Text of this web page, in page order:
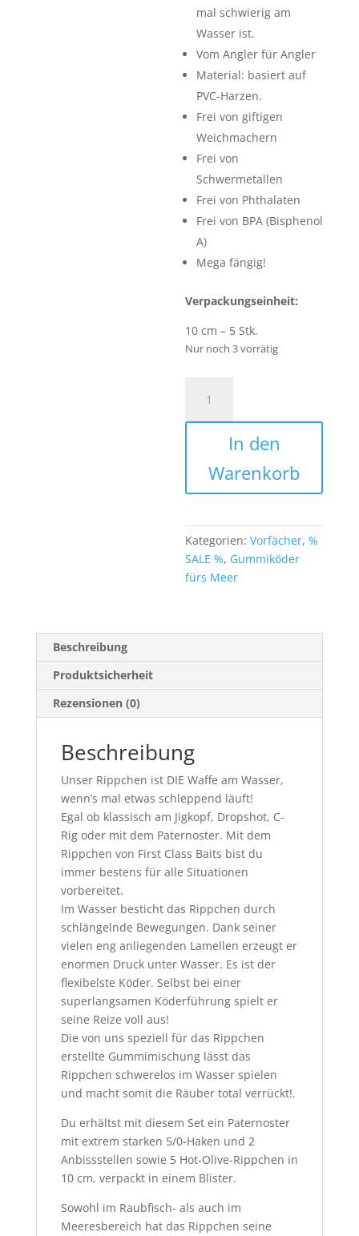
mal schwierig am
Wasser ist.
Vom Angler für Angler
Material: basiert auf
PVC-Harzen.
Frei von giftigen
Weichmachern
Frei von
Schwermetallen
Frei von Phthalaten
Frei von BPA (Bisphenol
A)
Mega fängig!
Verpackungseinheit:
10 cm – 5 Stk.
Nur noch 3 vorrätig
Paternoster
Set
Rippchen
UV
+
1
In den
Warenkorb
Kategorien:Vorfächer,%
SALE %, Gummiköder
fürs Meer
Beschreibung
Produktsicherheit
Rezensionen (0)
Beschreibung
Unser Rippchen ist DIE Waffe am Wasser,
wenn’s mal etwas schleppend läuft!
Egal ob klassisch am Jigkopf, Dropshot, C-
Rig oder mit dem Paternoster. Mit dem
Rippchen von First Class Baits bist du
immer bestens für alle Situationen
vorbereitet.
Im Wasser besticht das Rippchen durch
schlängelnde Bewegungen. Dank seiner
vielen eng anliegenden Lamellen erzeugt er
enormen Druck unter Wasser. Es ist der
flexibelste Köder. Selbst bei einer
superlangsamen Köderführung spielt er
seine Reize voll aus!
Die von uns speziell für das Rippchen
erstellte Gummimischung lässt das
Rippchen schwerelos im Wasser spielen
und macht somit die Räuber total verrückt!.
Du erhältst mit diesem Set ein Paternoster
mit extrem starken 5/0-Haken und 2
Anbissstellen sowie 5 Hot-Olive-Rippchen in
10 cm, verpackt in einem Blister.
Sowohl im Raubfisch- als auch im
Meeresbereich hat das Rippchen seine